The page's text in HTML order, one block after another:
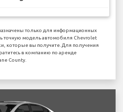
только для информационных
точную модель автомобиля Chevrolet
которые вы получите. Для получения
в компанию по аренде
County.